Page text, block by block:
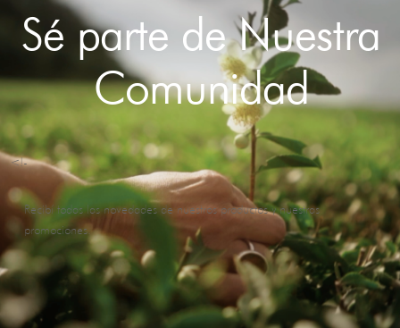
Sé parte de Nuestra
Comunidad
<!-
Recibí todas las novedades de nuestros productos y nuestras
promociones.